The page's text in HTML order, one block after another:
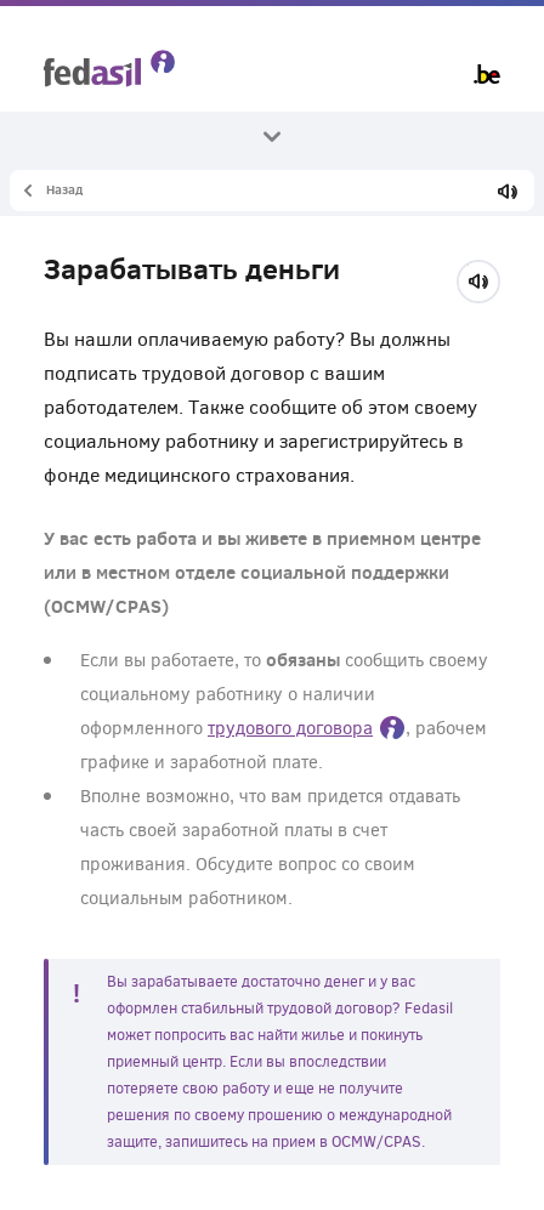
Все темы
Заработок
Назад
Зарабатывать деньги
Вы нашли оплачиваемую работу? Вы должны
подписать трудовой договор с вашим
работодателем. Также сообщите об этом своему
социальному работнику и зарегистрируйтесь в
фонде медицинского страхования.
У вас есть работа и вы живете в приемном центре
или в местном отделе социальной поддержки
(OCMW/CPAS)
Если вы работаете, то обязаны сообщить своему
социальному работнику о наличии
оформленного трудового договора
, рабочем
графике и заработной плате.
Вполне возможно, что вам придется отдавать
часть своей заработной платы в счет
проживания. Обсудите вопрос со своим
социальным работником.
Вы зарабатываете достаточно денег и у вас
оформлен стабильный трудовой договор? Fedasil
может попросить вас найти жилье и покинуть
приемный центр. Если вы впоследствии
потеряете свою работу и еще не получите
решения по своему прошению о международной
защите, запишитесь на прием в OCMW/CPAS.